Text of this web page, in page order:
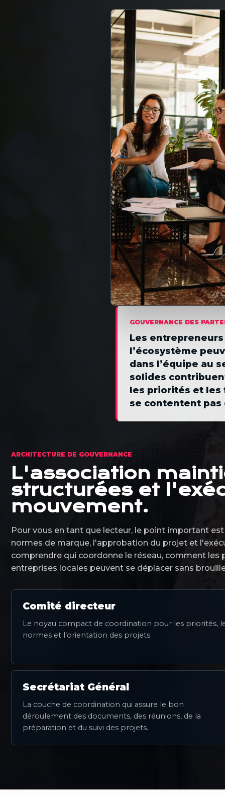
GOUVERNANCE DES
Les
l’écosystème
dans l’équipe au
solides
les priorités et les
se contentent
ARCHITECTURE DE GOUVERNANCE
L'association
structurées et
mouvement.
Pour vous en tant que lecteur, le point important
normes de marque, l'approbation du projet et
comprendre qui coordonne le réseau, comment
entreprises locales peuvent se déplacer sans
Comité directeur
Le noyau compact de coordination pour les priorités,
normes et l’orientation des projets.
Secrétariat Général
La couche de coordination qui assure le bon
déroulement des documents, des réunions, de la
préparation et du suivi des projets.